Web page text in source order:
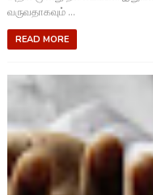
வருவதாகவும் ...
READ MORE